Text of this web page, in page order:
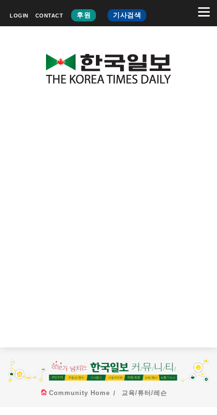
LOGIN CONTACT 후원 기사검색
Community Home 교육/튜터/레슨